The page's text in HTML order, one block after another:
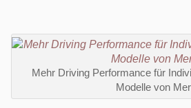
Mehr Driving Performance für
Modelle von